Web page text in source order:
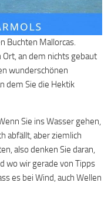
Buchten Mallorcas.
an dem nichts gebaut
wunderschönen
dem Sie die Hektik
Sie ins Wasser gehen,
abfällt, aber ziemlich
also denken Sie daran,
wo wir gerade von Tipps
es bei Wind, auch Wellen